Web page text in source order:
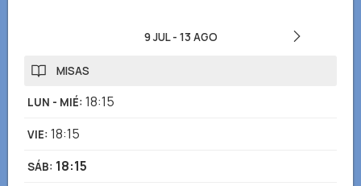
9 JUL- 13 AGO
MISAS
LUN - MIÉ: 18:15
VIE: 18:15
SÁB: 18:15